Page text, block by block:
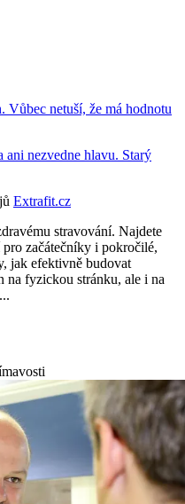
Vůbec netuší, že má hodnotu
ani nezvedne hlavu. Starý
Extrafit.cz
stravování. Najdete
začátečníky i pokročilé,
jak efektivně budovat
na fyzickou stránku, ale i na